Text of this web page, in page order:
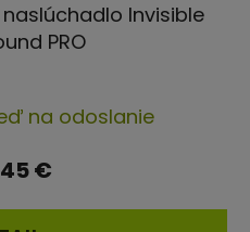
Invisible
PRO
hodnotenie
produktu
na odoslanie
€